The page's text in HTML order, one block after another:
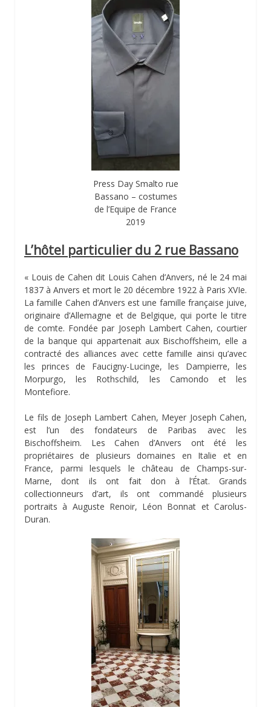
Press Day Smalto rue
Bassano – costumes
de l’Equipe de France
2019
L’hôtel particulier du 2 rue Bassano
« Louis de Cahen dit Louis Cahen d’Anvers, né le 24 mai
1837 à Anvers et mort le 20 décembre 1922 à Paris XVIe.
La famille Cahen d’Anvers est une famille française juive,
originaire d’Allemagne et de Belgique, qui porte le titre
de comte. Fondée par Joseph Lambert Cahen, courtier
de la banque qui appartenait aux Bischoffsheim, elle a
contracté des alliances avec cette famille ainsi qu’avec
les princes de Faucigny-Lucinge, les Dampierre, les
Morpurgo, les Rothschild, les Camondo et les
Montefiore.
Le fils de Joseph Lambert Cahen, Meyer Joseph Cahen,
est l’un des fondateurs de Paribas avec les
Bischoffsheim. Les Cahen d’Anvers ont été les
propriétaires de plusieurs domaines en Italie et en
France, parmi lesquels le château de Champs-sur-
Marne, dont ils ont fait don à l’État. Grands
collectionneurs d’art, ils ont commandé plusieurs
portraits à Auguste Renoir, Léon Bonnat et Carolus-
Duran.